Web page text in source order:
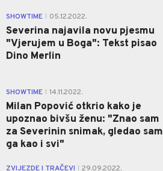
SHOWTIME 05.12.2022.
Severina najavila novu pjesmu
"Vjerujem u Boga": Tekst pisao
Dino Merlin
SHOWTIME 14.11.2022.
Milan Popović otkrio kako je
upoznao bivšu ženu: "Znao sam
za Severinin snimak, gledao sam
ga kao i svi"
ZVIJEZDE I TRAČEVI 29.09.2022.